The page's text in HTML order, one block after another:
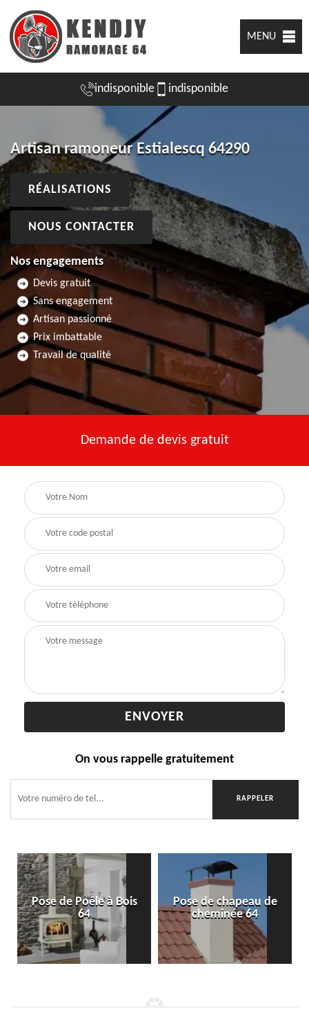
MENU
indisponible indisponible
Artisan ramoneur Estialescq 64290
RÉALISATIONS
NOUS CONTACTER
Nos engagements
Devis gratuit
Sans engagement
Artisan passionné
Prix imbattable
Travail de qualité
Demande de devis gratuit
On vous rappelle gratuitement
Pose de Poêle à Bois
64
Pose de chapeau de
cheminée 64